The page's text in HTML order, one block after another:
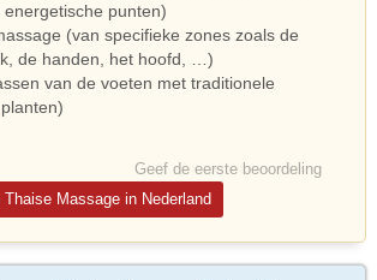
punten)
(van specifieke zones zoals de
de handen, het hoofd, …)
van de voeten met traditionele
Geef de eerste beoordeling
Thaise Massage in Nederland